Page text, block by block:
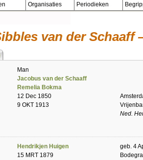
Organisaties Periodieken
van der Schaaff
Man
Jacobus van der Schaaff
Remelia Bokma
12 Dec 1850
9 OKT 1913
Ned.
Hendrikjen Huigen
geb. 4
15 MRT 1879